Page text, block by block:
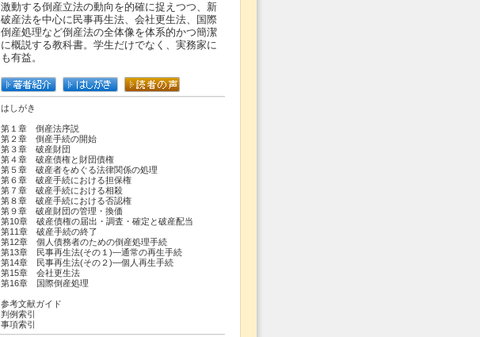
激動する倒産立法の動向を的確に捉えつつ、新
破産法を中心に民事再生法、会社更生法、国際
倒産処理など倒産法の全体像を体系的かつ簡潔
に概説する教科書。学生だけでなく、実務家に
も有益。
はしがき
第１章 倒産法序説
第２章 倒産手続の開始
第３章 破産財団
第４章 破産債権と財団債権
第５章 破産者をめぐる法律関係の処理
第６章 破産手続における担保権
第７章 破産手続における相殺
第８章 破産手続における否認権
第９章 破産財団の管理・換価
第10章 破産債権の届出・調査・確定と破産配当
第11章 破産手続の終了
第12章 個人債務者のための倒産処理手続
第13章 民事再生法(その１)―通常の再生手続
第14章 民事再生法(その２)―個人再生手続
第15章 会社更生法
第16章 国際倒産処理
参考文献ガイド
判例索引
事項索引